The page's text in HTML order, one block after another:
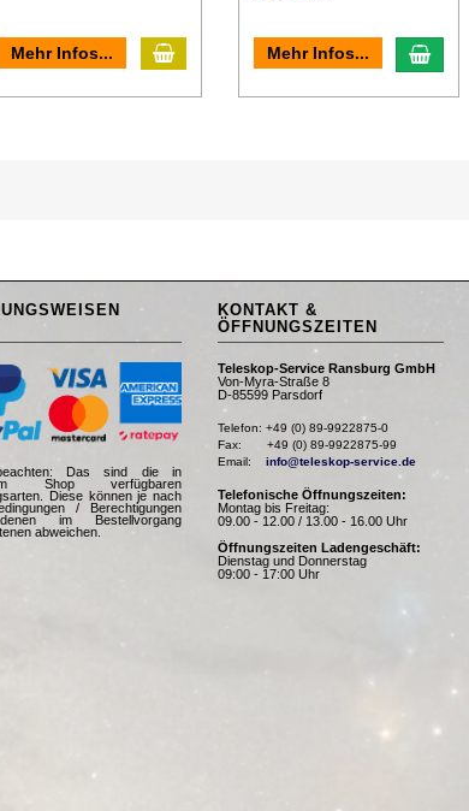
Mehr Infos... In den Warenkorb
Mehr Infos... In
Das sind die in
Shop verfügbaren
Diese können je nach
/ Berechtigungen
im Bestellvorgang
abweichen.
KONTAKT &
ÖFFNUNGSZEITEN
Teleskop-Service Ransburg GmbH
Von-Myra-Straße 8
D-85599 Parsdorf
Telefon: +49 (0) 89-9922875-0
Fax:       +49 (0) 89-9922875-99
Email: info@teleskop-service.de
Telefonische Öffnungszeiten:
Montag bis Freitag:
09.00 - 12.00 / 13.00 - 16.00 Uhr
Öffnungszeiten Ladengeschäft:
Dienstag und Donnerstag
09:00 - 17:00 Uhr